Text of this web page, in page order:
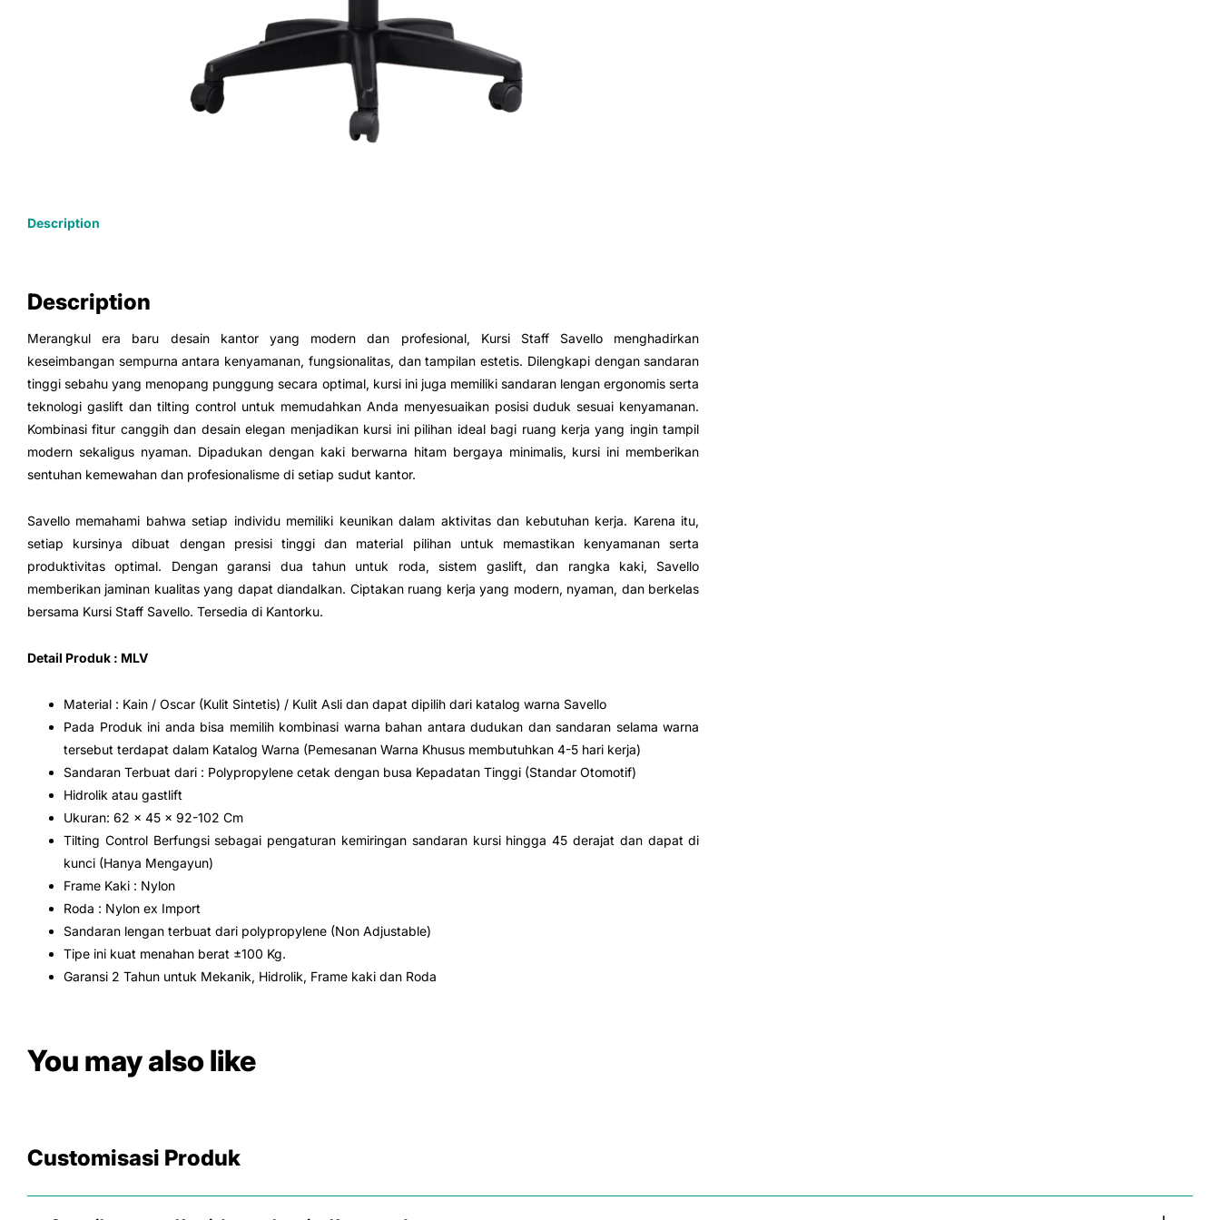
Description
Description
Merangkul era baru desain kantor yang modern dan profesional, Kursi Staff Savello menghadirkan
keseimbangan sempurna antara kenyamanan, fungsionalitas, dan tampilan estetis. Dilengkapi dengan sandaran
tinggi sebahu yang menopang punggung secara optimal, kursi ini juga memiliki sandaran lengan ergonomis serta
teknologi gaslift dan tilting control untuk memudahkan Anda menyesuaikan posisi duduk sesuai kenyamanan.
Kombinasi fitur canggih dan desain elegan menjadikan kursi ini pilihan ideal bagi ruang kerja yang ingin tampil
modern sekaligus nyaman. Dipadukan dengan kaki berwarna hitam bergaya minimalis, kursi ini memberikan
sentuhan kemewahan dan profesionalisme di setiap sudut kantor.
Savello memahami bahwa setiap individu memiliki keunikan dalam aktivitas dan kebutuhan kerja. Karena itu,
setiap kursinya dibuat dengan presisi tinggi dan material pilihan untuk memastikan kenyamanan serta
produktivitas optimal. Dengan garansi dua tahun untuk roda, sistem gaslift, dan rangka kaki, Savello
memberikan jaminan kualitas yang dapat diandalkan. Ciptakan ruang kerja yang modern, nyaman, dan berkelas
bersama Kursi Staff Savello. Tersedia di Kantorku.
Detail Produk : MLV
Material : Kain / Oscar (Kulit Sintetis) / Kulit Asli dan dapat dipilih dari katalog warna Savello
Pada Produk ini anda bisa memilih kombinasi warna bahan antara dudukan dan sandaran selama warna
tersebut terdapat dalam Katalog Warna (Pemesanan Warna Khusus membutuhkan 4-5 hari kerja)
Sandaran Terbuat dari : Polypropylene cetak dengan busa Kepadatan Tinggi (Standar Otomotif)
Hidrolik atau gastlift
Ukuran: 62 x 45 x 92-102 Cm
Tilting Control Berfungsi sebagai pengaturan kemiringan sandaran kursi hingga 45 derajat dan dapat di
kunci (Hanya Mengayun)
Frame Kaki : Nylon
Roda : Nylon ex Import
Sandaran lengan terbuat dari polypropylene (Non Adjustable)
Tipe ini kuat menahan berat ±100 Kg.
Garansi 2 Tahun untuk Mekanik, Hidrolik, Frame kaki dan Roda
You may also like
Customisasi Produk